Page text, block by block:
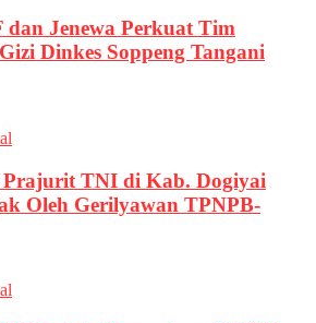
dan Jenewa Perkuat Tim
Dinkes Soppeng Tangani
Prajurit TNI di Kab. Dogiyai
Oleh Gerilyawan TPNPB-